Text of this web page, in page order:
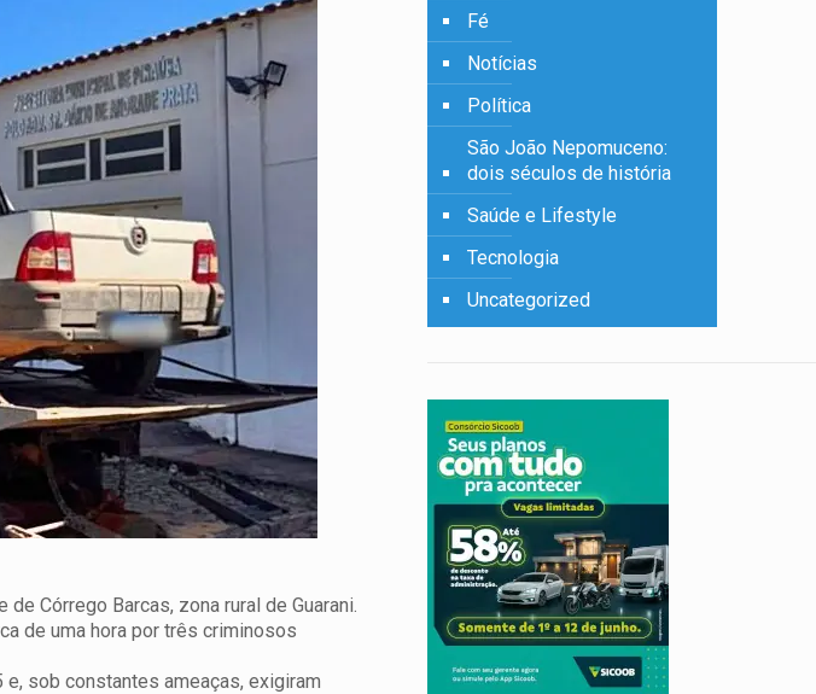
Córrego Barcas, zona rural de Guarani.
de uma hora por três criminosos
sob constantes ameaças, exigiram
Fé
Notícias
Política
São João Nepomuceno:
dois séculos de história
Saúde e Lifestyle
Tecnologia
Uncategorized